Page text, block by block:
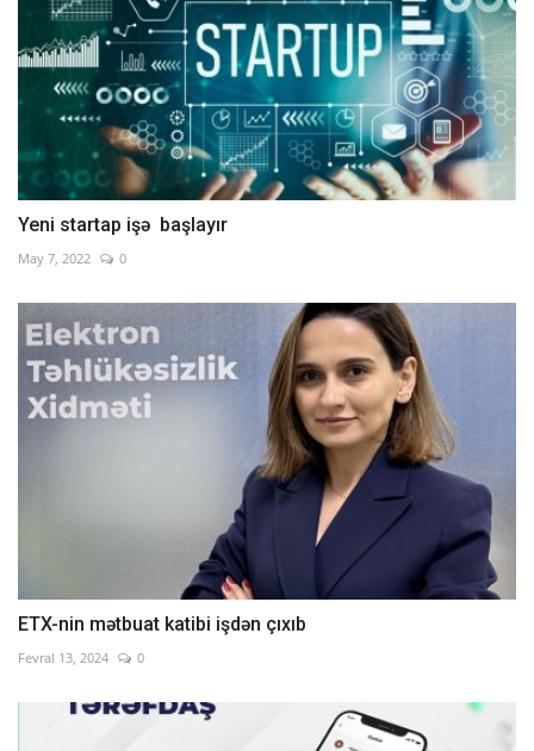
Yeni startap işə başlayır
May 7, 2022 0
ETX-nin mətbuat katibi işdən çıxıb
Fevral 13, 2024 0